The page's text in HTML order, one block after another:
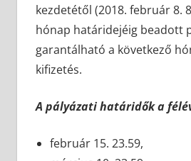
kezdetétől (2018. február 8.
hónap határidejéig beadott
garantálható a következő
kifizetés.
A pályázati határidők a
február 15. 23.59,